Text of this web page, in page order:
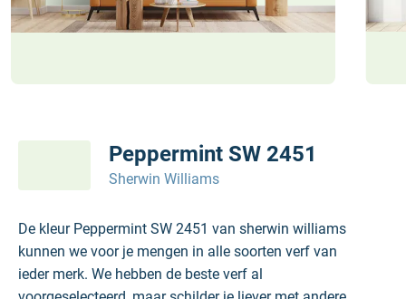
Peppermint SW 2451
Sherwin Williams
De kleur Peppermint SW 2451 van sherwin williams
kunnen we voor je mengen in alle soorten verf van
ieder merk. We hebben de beste verf al